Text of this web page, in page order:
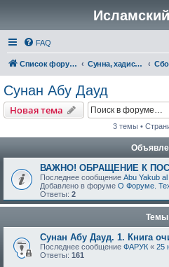
FAQ
Список форумов Сунна, хадисы, их достоверность и понимание
Сунан Абу Дауд
Новая тема
3 темы •
ВАЖНО! ОБРАЩЕНИЕ К
Последнее сообщение Abu Yakub
Добавлено в форуме О Форуме.
Ответы: 2
Темы
Сунан Абу Дауд. 1. Книга
Последнее сообщение ФАРУК « 25
Ответы: 161